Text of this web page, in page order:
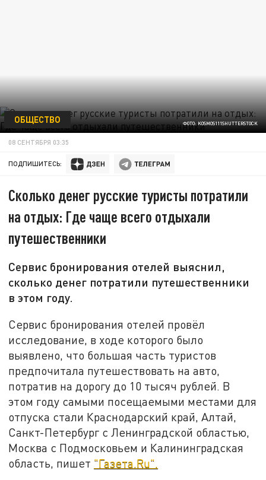
ФОТО: KOSMOS111SHUTTERSTOCK
ОБЩЕСТВО
08 СЕНТЯБРЯ 03:35
ПОДПИШИТЕСЬ:
Сколько денег русские туристы потратили
на отдых: Где чаще всего отдыхали
путешественники
Сервис бронирования отелей выяснил,
сколько денег потратили путешественники
в этом году.
Сервис бронирования отелей провёл
исследование, в ходе которого было
выявлено, что большая часть туристов
предпочитала путешествовать на авто,
потратив на дорогу до 10 тысяч рублей. В
этом году самыми посещаемыми местами для
отпуска стали Краснодарский край, Алтай,
Санкт-Петербург с Ленинградской областью,
Москва с Подмосковьем и Калининградская
область, пишет "Газета.Ru".